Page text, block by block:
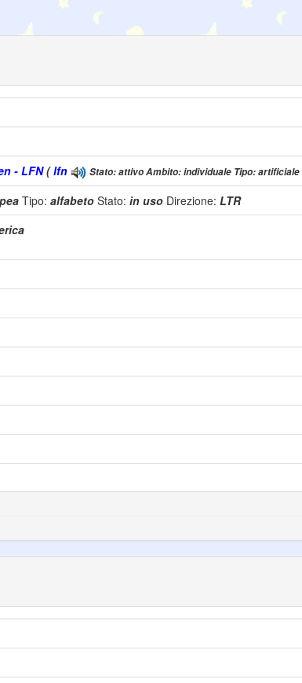
- LFN(lfn Stato: attivo Ambito: individuale Tipo: artificiale
Tipo: alfabeto Stato: in uso Direzione: LTR